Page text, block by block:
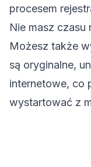
procesem
Nie masz
Możesz także
są oryginalne,
internetowe, co
wystartować z